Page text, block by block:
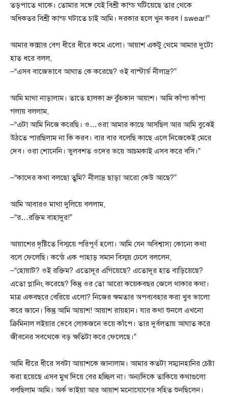
তড়পাতে থাকে। তোমার সঙ্গে যেই বিশ্রী কান্ড ঘটিয়েছে তার থেকে
অধিকতর বিশ্রী কান্ড ঘটাতে চাই আমি। দরকার হলে খুন করব I swear!”
আমার কান্নার বেগ ধীরে ধীরে কমে এলো। আয়াশ একটু থেমে আমার দুটো
হাত ধরে বলল,
–“এসব বাজেভাবে আঘাত কে করেছে? ওই বাস্টার্ড নীলাদ্র?”
আমি মাথা নাড়ালাম। তাতে হালকা ভ্রু কুঁচকান আয়াশ। আমি কাঁপা কাঁপা
গলায় বললাম,
–“এটা আমি নিজে করেছি। ও…ওরা আমার কাছে আসছিল আর আমি বুঝেই
উঠতে পারছিলাম না কি করব। বার বার বলেছি কাছে এলে নিজেকেই মেরে
দেব। ওরা শোনেনি। ভুলবশত ওদের ভয়ে আচমকাই এসব করে বসি।”
–“কাদের কথা বলছো তুমি? নীলাদ্র ছাড়া আরো কেউ আছে?”
আমি আবারও মাথা দুলিয়ে বললাম,
–“র…রক্তিম বাহাদুর!”
আয়াশের দৃষ্টিতে বিস্ময়ে পরিপূর্ণ হলো। আমি যেন অবিশ্বাস্য কোনো কথা
বলে ফেলেছি। কন্ঠে এক পাহাড় সমান বিস্ময় ঢেলে বললেন,
–“হোয়াট? ওই রক্তিম? এতোদূর এগিয়েছে? এতোদূর হাত বাড়িয়েছে?
এতো প্লানিং করেছে? কিন্তু ওর তো আরো কয়েকবছর জেলে থাকার কথা।
মাত্র একবছরে বেরিয়ে এলো? নিজের ক্ষমতার অপব্যবহার করা খুব ভালো
করে জানে। কিন্তু আমি আয়াশ! আয়াশ রায়হান। যার কথা শুনলে এখনো
ক্রিমিনাল লইয়ার ভেবে লোকজনে ভয়ে কাঁপে। তার দুর্বলতায় আঘাত করে
জীবনের সবথেকে বড় ক্ষতিটা করে ফেলেছে।”
আমি ধীরে ধীরে সবটা আয়াশকে জানালাম। আমার কতটা সম্মানহানির চেষ্টা
করা হয়েছে এসব মুখ দিয়ে বের হচ্ছিল না। অন্যদিকে তাকিয়ে কথাগুলো
বলছিলাম আমি। অর্ক ভাইয়া আর আয়াশ মনোযোগের সহিত শুনছিলেন।